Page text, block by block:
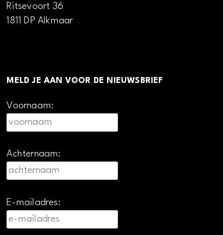
Ritsevoort 36
1811 DP Alkmaar
MELD JE AAN VOOR DE NIEUWSBRIEF
Voornaam:
Achternaam:
E-mailadres: